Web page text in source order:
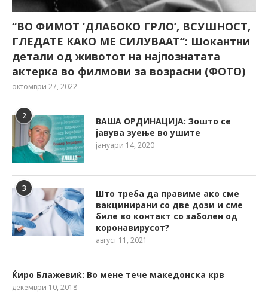
“ВО ФИМОТ ‘ДЛАБОКО ГРЛО’, ВСУШНОСТ,
ГЛЕДАТЕ КАКО МЕ СИЛУВААТ“: Шокантни
детали од животот на најпознатата
актерка во филмови за возрасни (ФОТО)
октомври 27, 2022
2
ВАША ОРДИНАЦИЈА: Зошто се
јавува зуење во ушите
јануари 14, 2020
3
Што треба да правиме ако сме
вакцинирани со две дози и сме
биле во контакт со заболен од
коронавирусот?
август 11, 2021
Ќиро Блажевиќ: Во мене тече македонска крв
декември 10, 2018